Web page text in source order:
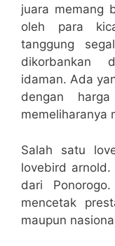
juara memang
oleh para
tanggung
dikorbankan
idaman. Ada
dengan
memeliharanya
Salah satu
lovebird
dari
mencetak
maupun